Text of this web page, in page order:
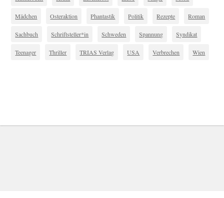
Mädchen Osteraktion Phantastik Politik Rezepte Roman
Sachbuch Schriftsteller*in Schweden Spannung Syndikat
Teenager Thriller TRIAS Verlag USA Verbrechen Wien